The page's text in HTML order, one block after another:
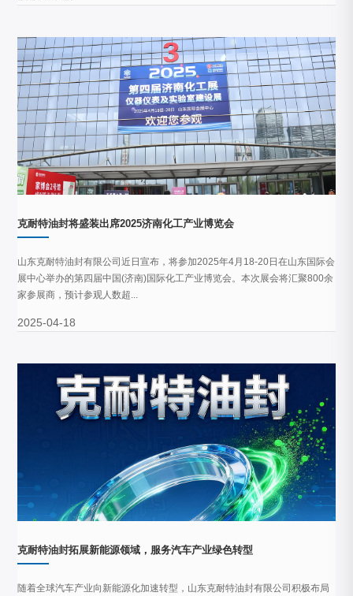
克耐特油封将盛装出席2025济南化工产业博览会
山东克耐特油封有限公司近日宣布，将参加2025年4月18-20日在山东国际会
展中心举办的第四届中国(济南)国际化工产业博览会。本次展会将汇聚800余
家参展商，预计参观人数超...
2025-04-18
克耐特油封拓展新能源领域，服务汽车产业绿色转型
随着全球汽车产业向新能源化加速转型，山东克耐特油封有限公司积极布局